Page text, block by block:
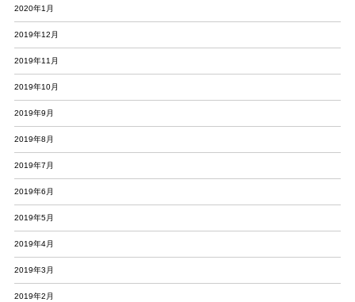
2020年1月
2019年12月
2019年11月
2019年10月
2019年9月
2019年8月
2019年7月
2019年6月
2019年5月
2019年4月
2019年3月
2019年2月